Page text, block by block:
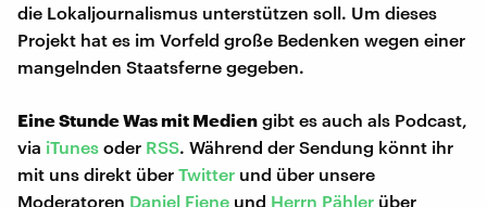
die Lokaljournalismus unterstützen soll. Um dieses
Projekt hat es im Vorfeld große Bedenken wegen einer
mangelnden Staatsferne gegeben.
Eine Stunde Wasmit Medien gibt es auch als Podcast,
via iTunes oder RSS. Während der Sendung könnt ihr
mit uns direkt über Twitter und über unsere
Moderatoren Daniel Fiene und Herrn Pähler über